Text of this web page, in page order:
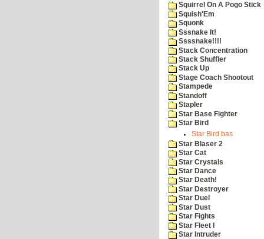
Squirrel On A Pogo Stick
Squish'Em
Squonk
Sssnake It!
Ssssnake!!!!
Stack Concentration
Stack Shuffler
Stack Up
Stage Coach Shootout
Stampede
Standoff
Stapler
Star Base Fighter
Star Bird
Star Bird.bas
Star Blaser 2
Star Cat
Star Crystals
Star Dance
Star Death!
Star Destroyer
Star Duel
Star Dust
Star Fights
Star Fleet I
Star Intruder